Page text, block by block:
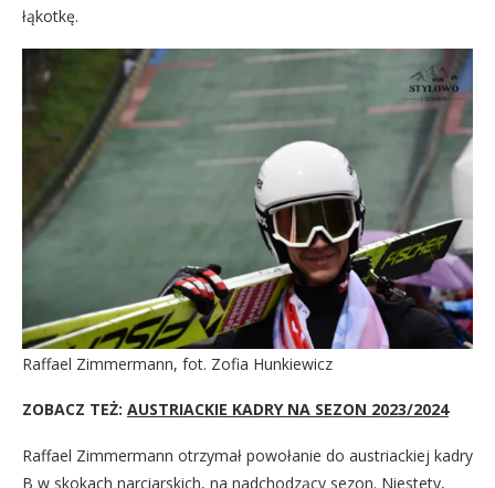
łąkotkę.
Raffael Zimmermann, fot. Zofia Hunkiewicz
ZOBACZ TEŻ: AUSTRIACKIE KADRY NA SEZON 2023/2024
Raffael Zimmermann otrzymał powołanie do austriackiej kadry
B w skokach narciarskich, na nadchodzący sezon. Niestety,